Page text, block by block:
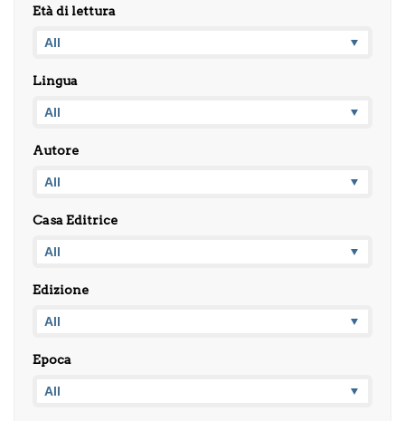
Età di lettura
Lingua
Autore
Casa Editrice
Edizione
Epoca